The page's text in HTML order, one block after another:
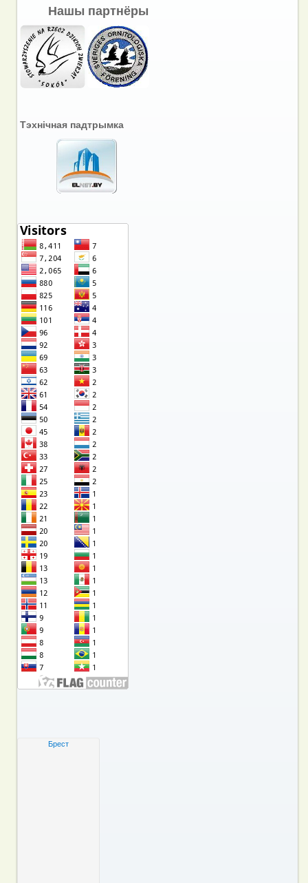
Нашы партнёры
Тэхнічная падтрымка
Брест